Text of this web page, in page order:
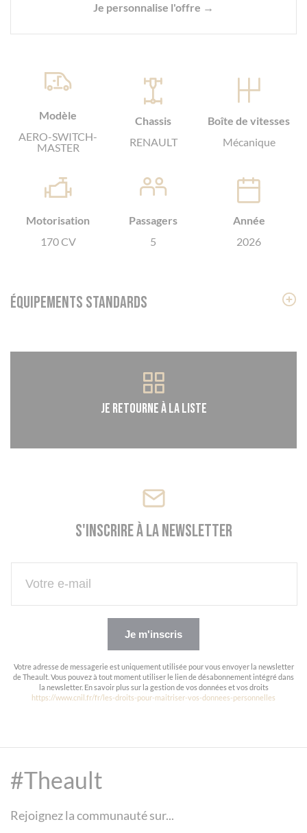
Je personnalise l'offre →
Modèle
AERO-SWITCH-
MASTER
Chassis
RENAULT
Boîte de vitesses
Mécanique
Motorisation
170 CV
Passagers
5
Année
2026
Équipements standards
Je retourne à la liste
S'inscrire à la newsletter
Je m'inscris
Votre adresse de messagerie est uniquement utilisée pour vous envoyer la newsletter
de Theault. Vous pouvez à tout moment utiliser le lien de désabonnement intégré dans
la newsletter. En savoir plus sur la gestion de vos données et vos droits
https://www.cnil.fr/fr/les-droits-pour-maitriser-vos-donnees-personnelles
#Theault
Rejoignez la communauté sur...
Panneau de gestion des cookies